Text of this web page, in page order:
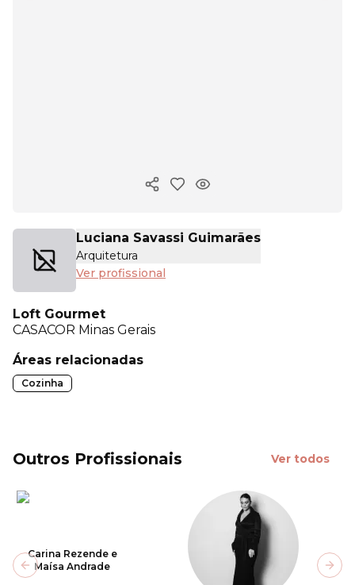
Copiar link
Luciana Savassi Guimarães
Arquitetura
Ver profissional
Loft Gourmet
CASACOR Minas Gerais
Áreas relacionadas
Cozinha
Outros Profissionais Ver todos
Carina Rezende e
Maísa Andrade
Previous slide